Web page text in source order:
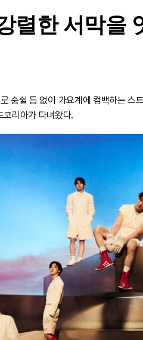
렬한 서막을
숨쉴 틈 없이 가요계에 컴백하는
리아가 다녀왔다.